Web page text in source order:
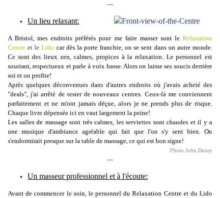
---
Un lieu relaxant:
A Bristol, mes endroits préférés pour me faire masser sont le Relaxation
Centre et leLido car dès la porte franchie, on se sent dans un autre monde.
Ce sont des lieux zen, calmes, propices à la relaxation. Le personnel est
souriant, respectueux et parle à voix basse. Alors on laisse ses soucis derrière
soi et on profite!
Après quelques déconvenues dans d'autres endroits où j'avais acheté des
"deals", j'ai arrêté de tester de nouveaux centres. Ceux-là me conviennent
parfaitement et ne m'ont jamais déçue, alors je ne prends plus de risque.
Chaque livre dépensée ici en vaut largement la peine!
Les salles de massage sont très calmes, les serviettes sont chaudes et il y a
une musique d'ambiance agréable qui fait que l'on s'y sent bien. On
s'endormirait presque sur la table de massage, ce qui est bon signe!
Photo John Davey
---
Un masseur professionnel et à l'écoute:
Avant de commencer le soin, le personnel du Relaxation Centre et du Lido